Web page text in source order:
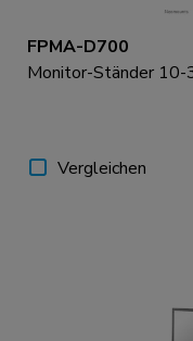
FPMA-D700
Monitor-Ständer 10-
Vergleichen